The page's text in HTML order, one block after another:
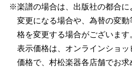
※楽譜の場合は、出版社の都合に
変更になる場合や、為替の変
格を変更する場合がございま
表示価格は、オンラインショ
価格で、村松楽器各店舗でお